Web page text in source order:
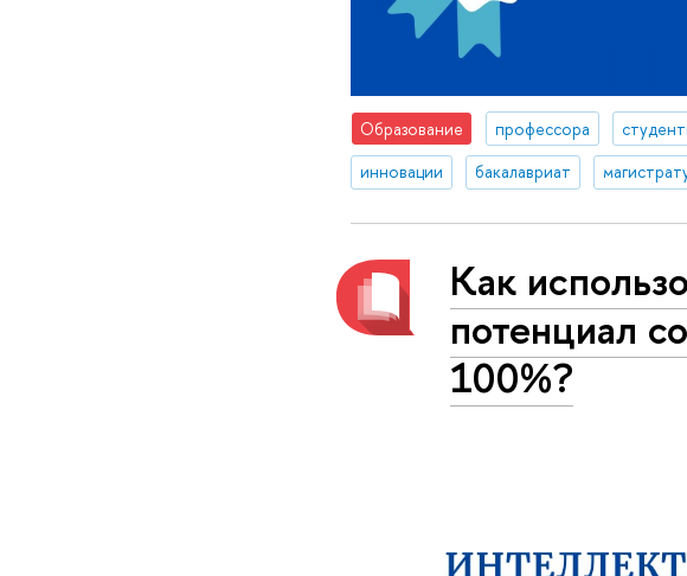
Образование профессора
инновации
бакалавриат
Как
потенциал
100%?